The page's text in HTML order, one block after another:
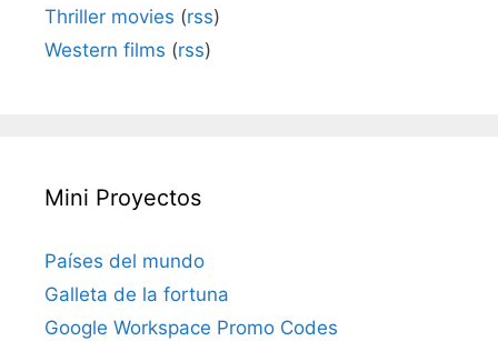
Thriller movies (rss)
Western films (rss)
Mini Proyectos
Países del mundo
Galleta de la fortuna
Google Workspace Promo Codes